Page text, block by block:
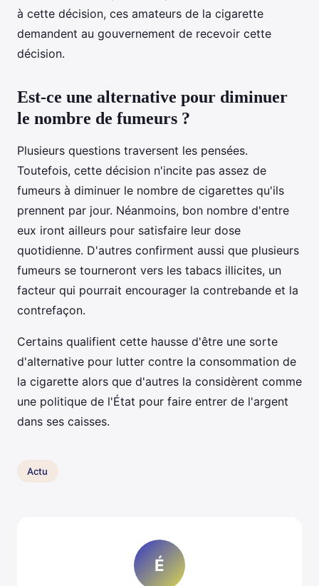
à cette décision, ces amateurs de la cigarette
demandent au gouvernement de recevoir cette
décision.
Est-ce une alternative pour diminuer
le nombre de fumeurs ?
Plusieurs questions traversent les pensées.
Toutefois, cette décision n'incite pas assez de
fumeurs à diminuer le nombre de cigarettes qu'ils
prennent par jour. Néanmoins, bon nombre d'entre
eux iront ailleurs pour satisfaire leur dose
quotidienne. D'autres confirment aussi que plusieurs
fumeurs se tourneront vers les tabacs illicites, un
facteur qui pourrait encourager la contrebande et la
contrefaçon.
Certains qualifient cette hausse d'être une sorte
d'alternative pour lutter contre la consommation de
la cigarette alors que d'autres la considèrent comme
une politique de l'État pour faire entrer de l'argent
dans ses caisses.
Actu
É